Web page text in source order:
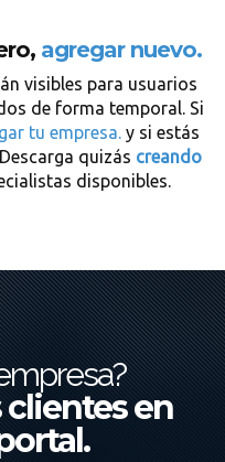
agregar nuevo.
visibles para usuarios
de forma temporal. Si
tu empresa. y si estás
quizás creando
disponibles.
en